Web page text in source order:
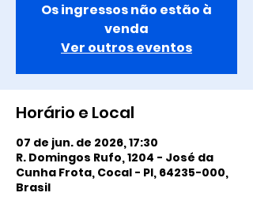
Os ingressos não estão à
venda
Ver outros eventos
Horário e Local
07 de jun. de 2026, 17:30
R. Domingos Rufo, 1204 - José da
Cunha Frota, Cocal - PI, 64235-000,
Brasil